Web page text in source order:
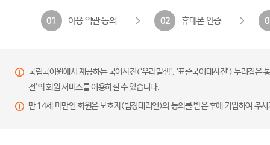
01 이용 약관 동의 02 휴대폰 인증
국립국어원에서 제공하는 국어사전(‘우리말샘’, ‘표준국어대사전’) 누리집
전’의 회원 서비스를 이용하실 수 있습니다.
만 14세 미만인 회원은 보호자(법정대리인)의 동의를 받은 후에 가입하여 주